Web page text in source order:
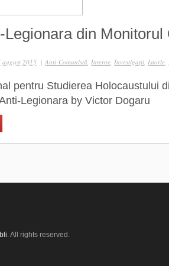
Legionara din Monitorul
| Anti-Comunistă,Interne,Investigaţii,Istorie,
august 2015
pentru Studierea Holocaustului
Legionara by Victor Dogaru
. All rights reserved.